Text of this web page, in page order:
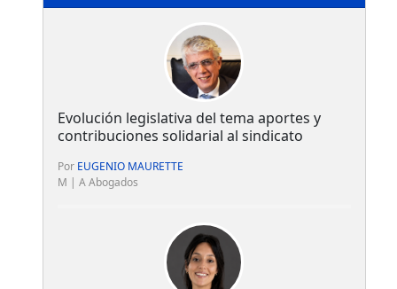
Evolución legislativa del tema aportes y
contribuciones solidarial al sindicato
Por EUGENIO MAURETTE
M | A Abogados